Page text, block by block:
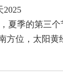
夏季的第三
方位，太阳